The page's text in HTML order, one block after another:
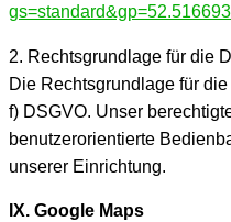
2. Rechtsgrundlage für die
Die Rechtsgrundlage für
f) DSGVO. Unser
benutzerorientierte
unserer Einrichtung.
IX. Google Maps